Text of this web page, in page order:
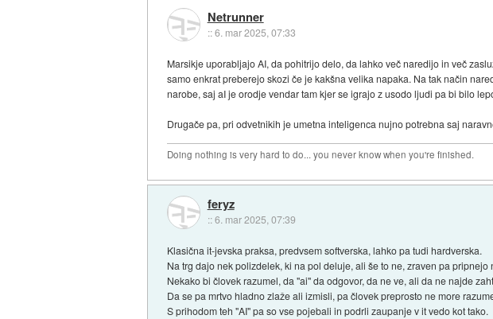
Netrunner
::6. mar 2025, 07:33
Marsikje uporabljajo AI, da pohitrijo delo, da lahko več naredijo in več
samo enkrat preberejo skozi če je kakšna velika napaka. Na tak način
narobe, saj aI je orodje vendar tam kjer se igrajo z usodo ljudi pa bi bilo
Drugače pa, pri odvetnikih je umetna inteligenca nujno potrebna saj
Doing nothing is very hard to do... you never know when you're finished.
feryz
::6. mar 2025, 07:39
Klasična it-jevska praksa, predvsem softverska, lahko pa tudi hardverska.
Na trg dajo nek polizdelek, ki na pol deluje, ali še to ne, zraven pa
Nekako bi človek razumel, da "ai" da odgovor, da ne ve, ali da ne najde
Da se pa mrtvo hladno zlaže ali izmisli, pa človek preprosto ne more
S prihodom teh "AI" pa so vse pojebali in podrli zaupanje v it vedo kot tako.